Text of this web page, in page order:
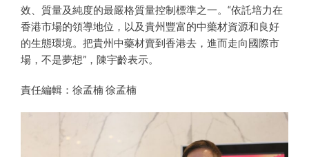
效、質量及純度的最嚴格質量控制標準之一。“依託培力在
香港市場的領導地位，以及貴州豐富的中藥材資源和良好
的生態環境。把貴州中藥材賣到香港去，進而走向國際市
場，不是夢想”，陳宇齡表示。
責任編輯：徐孟楠 徐孟楠